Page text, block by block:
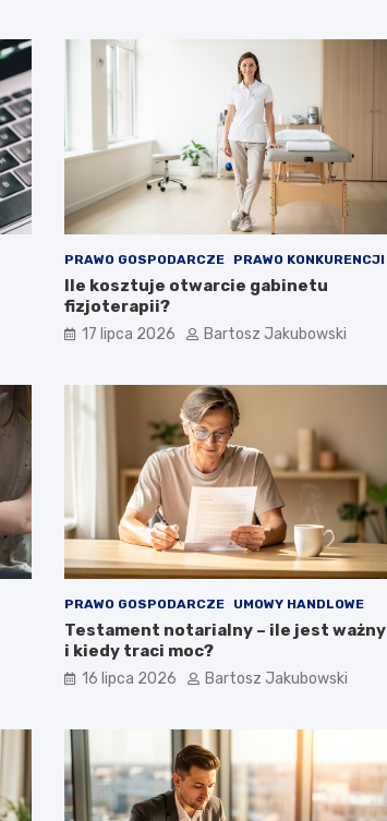
PRAWO GOSPODARCZE PRAWO KONKURENCJI
Ile kosztuje otwarcie gabinetu
fizjoterapii?
17 lipca 2026 Bartosz Jakubowski
PRAWO GOSPODARCZE UMOWY HANDLOWE
Testament notarialny – ile jest ważny
i kiedy traci moc?
16 lipca 2026 Bartosz Jakubowski